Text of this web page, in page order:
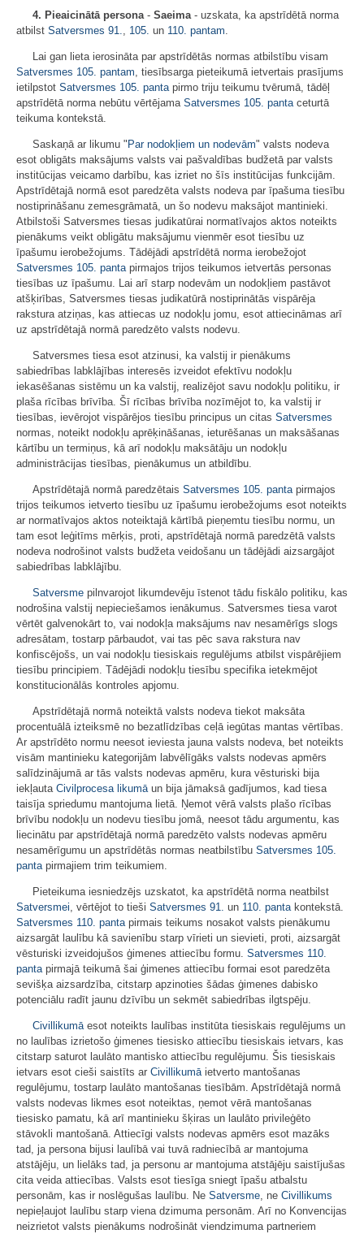
4. Pieaicinātā persona- Saeima- uzskata, ka apstrīdētā norma
atbilst Satversmes 91., 105. un 110. pantam.
Lai gan lieta ierosināta par apstrīdētās normas atbilstību visam
Satversmes 105. pantam, tiesībsarga pieteikumā ietvertais prasījums
ietilpstot Satversmes 105. pantapirmo triju teikumu tvērumā, tādēļ
apstrīdētā norma nebūtu vērtējama Satversmes 105. pantaceturtā
teikuma kontekstā.
Saskaņā ar likumu " Par nodokļiem un nodevām" valsts nodeva
esot obligāts maksājums valsts vai pašvaldības budžetā par valsts
institūcijas veicamo darbību, kas izriet no šīs institūcijas funkcijām.
Apstrīdētajā normā esot paredzēta valsts nodeva par īpašuma tiesību
nostiprināšanu zemesgrāmatā, un šo nodevu maksājot mantinieki.
Atbilstoši Satversmes tiesas judikatūrai normatīvajos aktos noteikts
pienākums veikt obligātu maksājumu vienmēr esot tiesību uz
īpašumu ierobežojums. Tādējādi apstrīdētā norma ierobežojot
Satversmes 105. pantapirmajos trijos teikumos ietvertās personas
tiesības uz īpašumu. Lai arī starp nodevām un nodokļiem pastāvot
atšķirības, Satversmes tiesas judikatūrā nostiprinātās vispārēja
rakstura atziņas, kas attiecas uz nodokļu jomu, esot attiecināmas arī
uz apstrīdētajā normā paredzēto valsts nodevu.
Satversmes tiesa esot atzinusi, ka valstij ir pienākums
sabiedrības labklājības interesēs izveidot efektīvu nodokļu
iekasēšanas sistēmu un ka valstij, realizējot savu nodokļu politiku, ir
plaša rīcības brīvība. Šī rīcības brīvība nozīmējot to, ka valstij ir
tiesības, ievērojot vispārējos tiesību principus un citas Satversmes
normas, noteikt nodokļu aprēķināšanas, ieturēšanas un maksāšanas
kārtību un termiņus, kā arī nodokļu maksātāju un nodokļu
administrācijas tiesības, pienākumus un atbildību.
Apstrīdētajā normā paredzētais Satversmes 105. pantapirmajos
trijos teikumos ietverto tiesību uz īpašumu ierobežojums esot noteikts
ar normatīvajos aktos noteiktajā kārtībā pieņemtu tiesību normu, un
tam esot leģitīms mērķis, proti, apstrīdētajā normā paredzētā valsts
nodeva nodrošinot valsts budžeta veidošanu un tādējādi aizsargājot
sabiedrības labklājību.
Satversme pilnvarojot likumdevēju īstenot tādu fiskālo politiku, kas
nodrošina valstij nepieciešamos ienākumus. Satversmes tiesa varot
vērtēt galvenokārt to, vai nodokļa maksājums nav nesamērīgs slogs
adresātam, tostarp pārbaudot, vai tas pēc sava rakstura nav
konfiscējošs, un vai nodokļu tiesiskais regulējums atbilst vispārējiem
tiesību principiem. Tādējādi nodokļu tiesību specifika ietekmējot
konstitucionālās kontroles apjomu.
Apstrīdētajā normā noteiktā valsts nodeva tiekot maksāta
procentuālā izteiksmē no bezatlīdzības ceļā iegūtas mantas vērtības.
Ar apstrīdēto normu neesot ieviesta jauna valsts nodeva, bet noteikts
visām mantinieku kategorijām labvēlīgāks valsts nodevas apmērs
salīdzinājumā ar tās valsts nodevas apmēru, kura vēsturiski bija
iekļauta Civilprocesa likumāun bija jāmaksā gadījumos, kad tiesa
taisīja spriedumu mantojuma lietā. Ņemot vērā valsts plašo rīcības
brīvību nodokļu un nodevu tiesību jomā, neesot tādu argumentu, kas
liecinātu par apstrīdētajā normā paredzēto valsts nodevas apmēru
nesamērīgumu un apstrīdētās normas neatbilstību Satversmes 105.
pantapirmajiem trim teikumiem.
Pieteikuma iesniedzējs uzskatot, ka apstrīdētā norma neatbilst
Satversmei, vērtējot to tieši Satversmes 91. un 110. pantakontekstā.
Satversmes 110. pantapirmais teikums nosakot valsts pienākumu
aizsargāt laulību kā savienību starp vīrieti un sievieti, proti, aizsargāt
vēsturiski izveidojušos ģimenes attiecību formu. Satversmes 110.
pantapirmajā teikumā šai ģimenes attiecību formai esot paredzēta
sevišķa aizsardzība, citstarp apzinoties šādas ģimenes dabisko
potenciālu radīt jaunu dzīvību un sekmēt sabiedrības ilgtspēju.
Civillikumāesot noteikts laulības institūta tiesiskais regulējums un
no laulības izrietošo ģimenes tiesisko attiecību tiesiskais ietvars, kas
citstarp saturot laulāto mantisko attiecību regulējumu. Šis tiesiskais
ietvars esot cieši saistīts ar Civillikumāietverto mantošanas
regulējumu, tostarp laulāto mantošanas tiesībām. Apstrīdētajā normā
valsts nodevas likmes esot noteiktas, ņemot vērā mantošanas
tiesisko pamatu, kā arī mantinieku šķiras un laulāto privileģēto
stāvokli mantošanā. Attiecīgi valsts nodevas apmērs esot mazāks
tad, ja persona bijusi laulībā vai tuvā radniecībā ar mantojuma
atstājēju, un lielāks tad, ja personu ar mantojuma atstājēju saistījušas
cita veida attiecības. Valsts esot tiesīga sniegt īpašu atbalstu
personām, kas ir noslēgušas laulību. Ne Satversme, ne Civillikums
nepieļaujot laulību starp viena dzimuma personām. Arī no Konvencijas
neizrietot valsts pienākums nodrošināt viendzimuma partneriem